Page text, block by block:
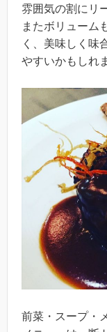
雰囲気の割にリ
またボリューム
く、美味しく味
やすいかもしれ
前菜・スープ・